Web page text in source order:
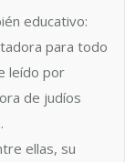
educativo:
para todo
leído por
de judíos
ellas, su